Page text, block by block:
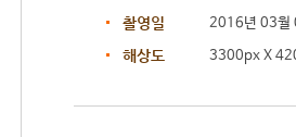
촬영일 2016년 03월
해상도 3300px X